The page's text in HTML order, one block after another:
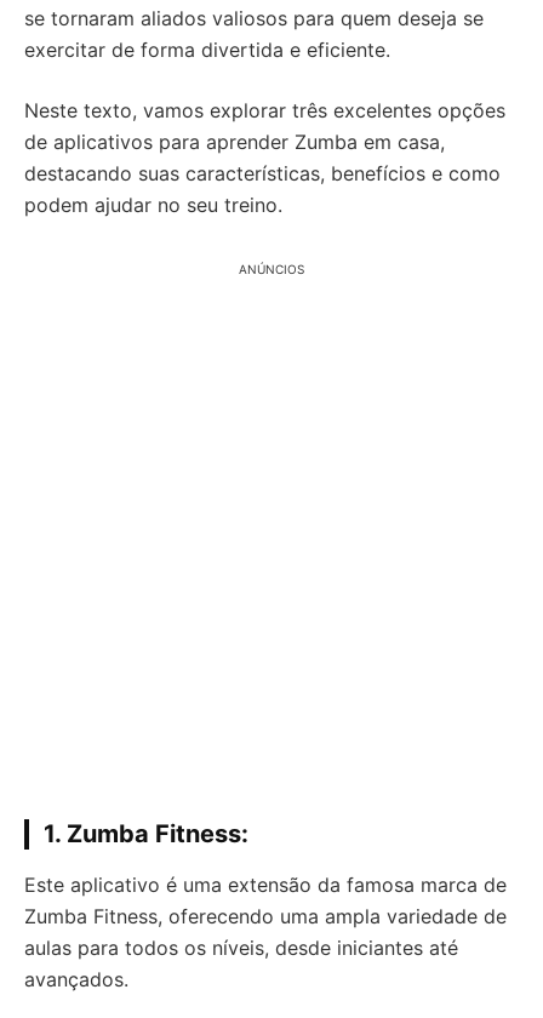
se tornaram aliados valiosos para quem deseja se
exercitar de forma divertida e eficiente.
Neste texto, vamos explorar três excelentes opções
de aplicativos para aprender Zumba em casa,
destacando suas características, benefícios e como
podem ajudar no seu treino.
ANÚNCIOS
1. Zumba Fitness:
Este aplicativo é uma extensão da famosa marca de
Zumba Fitness, oferecendo uma ampla variedade de
aulas para todos os níveis, desde iniciantes até
avançados.